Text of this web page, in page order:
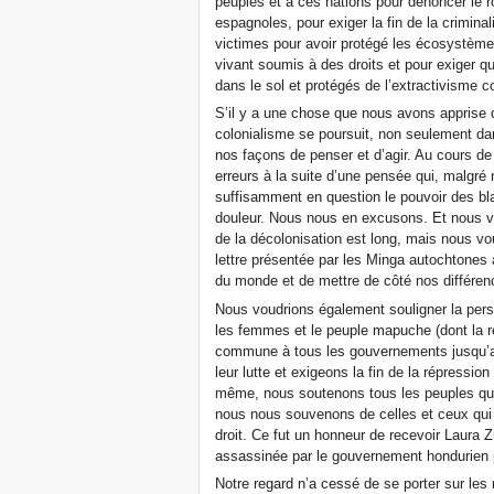
espagnoles, pour exiger la fin de la
victimes pour avoir protégé les
vivant soumis à des droits et pour exiger
dans le sol et protégés de l’extractivisme
S’il y a une chose que nous avons
colonialisme se poursuit, non seulement
nos façons de penser et d’agir. Au cours
erreurs à la suite d’une pensée qui,
suffisamment en question le pouvoir des
douleur. Nous nous en excusons. Et nous
de la décolonisation est long, mais nous
lettre présentée par les Minga
du monde et de mettre de côté nos
Nous voudrions également souligner la
les femmes et le peuple mapuche (dont la
commune à tous les gouvernements
leur lutte et exigeons la fin de la
même, nous soutenons tous les peuples
nous nous souvenons de celles et ceux
droit. Ce fut un honneur de recevoir Laura
assassinée par le gouvernement
Notre regard n’a cessé de se porter sur